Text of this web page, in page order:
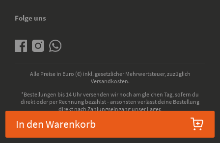
In den Warenkorb
Folge uns
Alle Preise in Euro (€) inkl. gesetzlicher Mehrwertsteuer, zuzüglich
Versandkosten.
*Bestellungen bis 14 Uhr versenden wir noch am gleichen Tag, sofern du
direkt oder per Rechnung bezahlst - ansonsten verlässt deine Bestellung
direkt nach Zahlungseingang unser Lager.
© 2026 - kokku GmbH - Alle Rechte vorbehalten. Bio-Zertifizierung durch die
ABCERT AG, EU-Codenummer: DE-ÖKO-006